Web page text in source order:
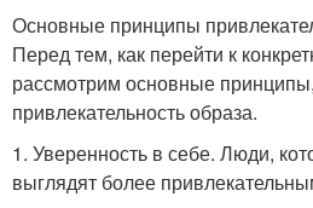
Основные принципы
Перед тем, как перейти к
рассмотрим основные
привлекательность образа.
1. Уверенность в себе. Люди,
выглядят более